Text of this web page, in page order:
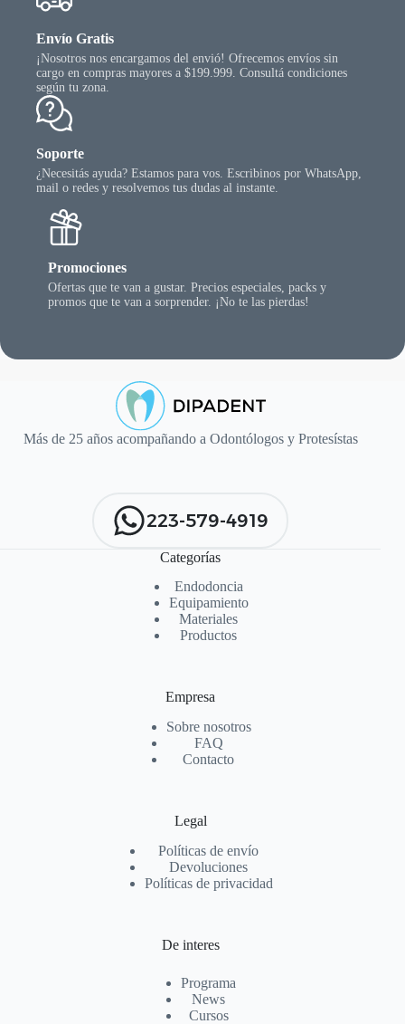
Envío Gratis
¡Nosotros nos encargamos del envió! Ofrecemos envíos sin
cargo en compras mayores a $199.999. Consultá condiciones
según tu zona.
Soporte
¿Necesitás ayuda? Estamos para vos. Escribinos por WhatsApp,
mail o redes y resolvemos tus dudas al instante.
Promociones
Ofertas que te van a gustar. Precios especiales, packs y
promos que te van a sorprender. ¡No te las pierdas!
Más de 25 años acompañando a Odontólogos y Protesístas
223-579-4919
Categorías
Endodoncia
Equipamiento
Materiales
Productos
Empresa
Sobre nosotros
FAQ
Contacto
Legal
Políticas de envío
Devoluciones
Políticas de privacidad
De interes
Programa
News
Cursos